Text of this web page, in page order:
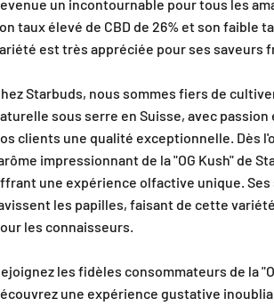
un incontournable pour tous les
taux élevé de CBD de 26% et son faible
est très appréciée pour ses saveurs
Starbuds, nous sommes fiers de
sous serre en Suisse, avec
clients une qualité exceptionnelle. Dès
impressionnant de la "OG Kush" de
une expérience olfactive unique. Ses
les papilles, faisant de cette
les connaisseurs.
les fidèles consommateurs de la
une expérience gustative